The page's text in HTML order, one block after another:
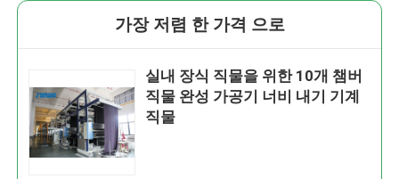
가장 저렴 한 가격 으로
실내 장식 직물을 위한 10개 챔버
직물 완성 가공기 너비 내기 기계
직물